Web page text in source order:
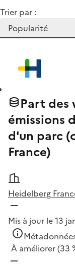
Trier par :
Part des
émissions
d'un parc
France)
Heidelberg
Mis à jour le 13
À améliorer(33